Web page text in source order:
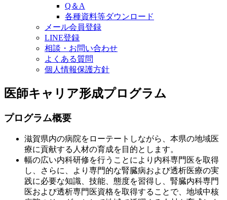
Q＆A
各種資料等ダウンロード
メール会員登録
LINE登録
相談・お問い合わせ
よくある質問
個人情報保護方針
医師キャリア形成プログラム
プログラム概要
滋賀県内の病院をローテートしながら、本県の地域医
療に貢献する人材の育成を目的とします。
幅の広い内科研修を行うことにより内科専門医を取得
し、さらに、より専門的な腎臓病および透析医療の実
践に必要な知識、技能、態度を習得し、腎臓内科専門
医および透析専門医資格を取得することで、地域中核